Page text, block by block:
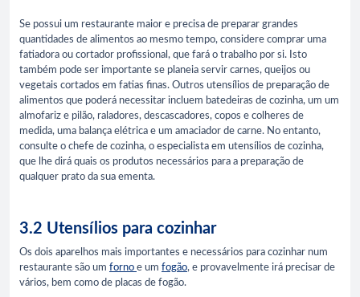
Se possui um restaurante maior e precisa de preparar grandes
quantidades de alimentos ao mesmo tempo, considere comprar uma
fatiadora ou cortador profissional, que fará o trabalho por si. Isto
também pode ser importante se planeia servir carnes, queijos ou
vegetais cortados em fatias finas. Outros utensílios de preparação de
alimentos que poderá necessitar incluem batedeiras de cozinha, um um
almofariz e pilão, raladores, descascadores, copos e colheres de
medida, uma balança elétrica e um amaciador de carne. No entanto,
consulte o chefe de cozinha, o especialista em utensílios de cozinha,
que lhe dirá quais os produtos necessários para a preparação de
qualquer prato da sua ementa.
3.2 Utensílios para cozinhar
Os dois aparelhos mais importantes e necessários para cozinhar num
restaurante são um forno e um fogão, e provavelmente irá precisar de
vários, bem como de placas de fogão.